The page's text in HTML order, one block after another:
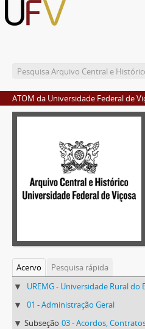
ATOM da Universidade Federal de
Acervo
Pesquisa rápida
UREMG - Universidade Rural do
01 - Administração Geral
Subseção 03 - Acordos,